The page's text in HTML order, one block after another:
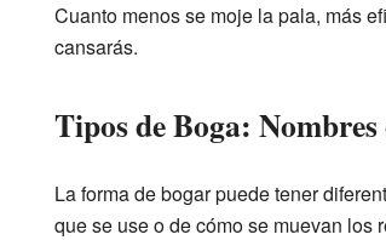
Cuanto menos se moje la pala, más
cansarás.
Tipos de Boga:
La forma de bogar puede tener
que se use o de cómo se muevan los